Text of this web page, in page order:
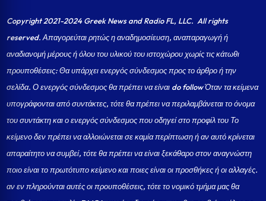
Copyright 2021-2024 Greek News and Radio FL, LLC. All rights
reserved. Απαγορεύται ρητώς η αναδημοσίευση, αναπαραγωγή ή
αναδιανομή μέρους ή όλου του υλικού του ιστοχώρου χωρίς τις κάτωθι
προυποθέσεις: Θα υπάρχει ενεργός σύνδεσμος προς το άρθρο ή την
σελίδα.Ο ενεργός σύνδεσμος θα πρέπει να είναι do follow Όταν τα κείμενα
υπογράφονται από συντάκτες, τότε θα πρέπει να περιλαμβάνεται το όνομα
του συντάκτη και ο ενεργός σύνδεσμος που οδηγεί στο προφίλ του Το
κείμενο δεν πρέπει να αλλοιώνεται σε καμία περίπτωση ή αν αυτό κρίνεται
απαραίτητο να συμβεί, τότε θα πρέπει να είναι ξεκάθαρο στον αναγνώστη
ποιο είναι το πρωτότυπο κείμενο και ποιες είναι οι προσθήκες ή οι αλλαγές.
αν εν πληρούνται αυτές οι προυποθέσεις, τότε το νομικό τμήμα μας θα